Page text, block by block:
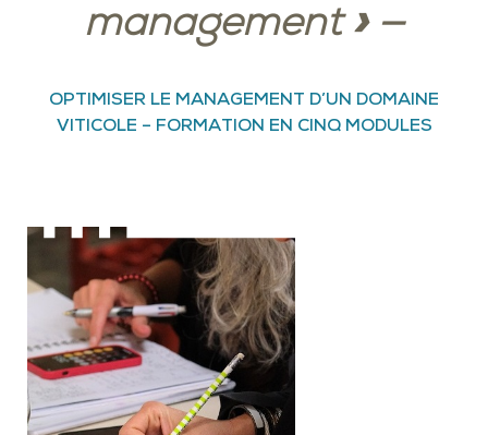
management » —
OPTIMISER LE MANAGEMENT D’UN DOMAINE
VITICOLE – FORMATION EN CINQ MODULES